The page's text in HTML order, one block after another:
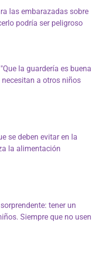
las embarazadas sobre
podría ser peligroso
la guardería es buena
a otros niños
se deben evitar en la
la alimentación
tener un
Siempre que no usen